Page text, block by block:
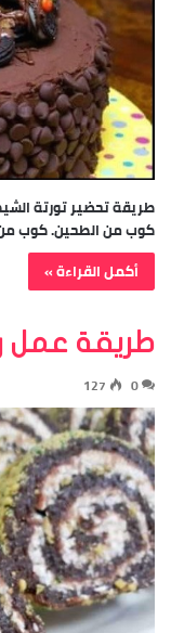
طريقة تحضير تورتة
كوب من الطحين. كوب من
أكمل القراءة »
طريقة عمل
0
127